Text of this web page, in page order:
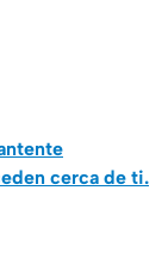
cerca de ti.